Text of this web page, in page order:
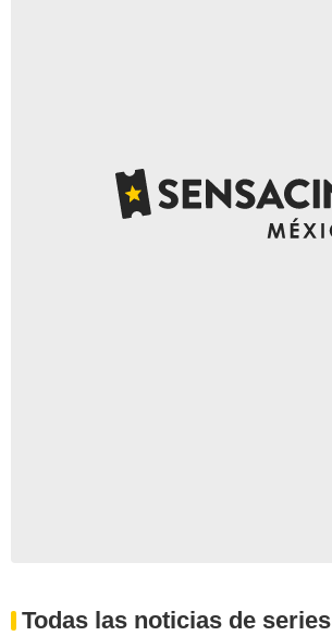
Todas las noticias de series